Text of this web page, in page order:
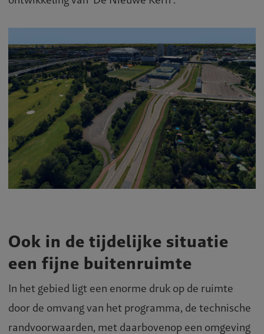
Ook in de tijdelijke situatie
een fijne buitenruimte
In het gebied ligt een enorme druk op de ruimte
door de omvang van het programma, de technische
randvoorwaarden, met daarbovenop een omgeving